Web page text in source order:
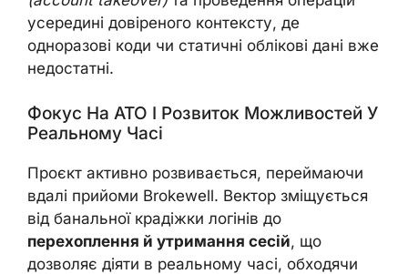
усередині довіреного контексту, де
одноразові коди чи статичні облікові дані вже
недостатні.
Фокус На ATO І Розвиток Можливостей У
Реальному Часі
Проєкт активно розвивається, переймаючи
вдалі прийоми Brokewell. Вектор зміщується
від банальної крадіжки логінів до
перехоплення й утримання сесій, що
дозволяє діяти в реальному часі, обходячи